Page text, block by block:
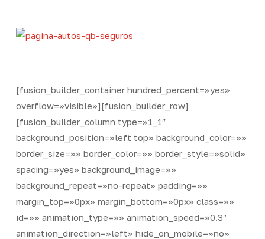
[fusion_builder_container hundred_percent=»yes»
overflow=»visible»][fusion_builder_row]
[fusion_builder_column type=»1_1″
background_position=»left top» background_color=»»
border_size=»» border_color=»» border_style=»solid»
spacing=»yes» background_image=»»
background_repeat=»no-repeat» padding=»»
margin_top=»0px» margin_bottom=»0px» class=»»
id=»» animation_type=»» animation_speed=»0.3″
animation_direction=»left» hide_on_mobile=»no»